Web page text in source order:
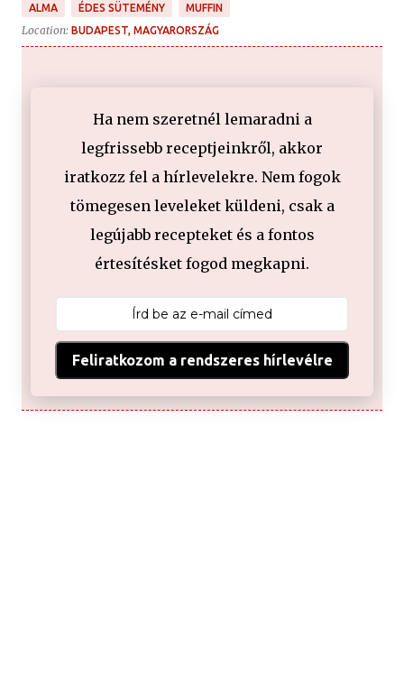
ALMA ÉDES SÜTEMÉNY MUFFIN
Location: BUDAPEST, MAGYARORSZÁG
Ha nem szeretnél lemaradni a
legfrissebb receptjeinkről, akkor
iratkozz fel a hírlevelekre. Nem fogok
tömegesen leveleket küldeni, csak a
legújabb recepteket és a fontos
értesítésket fogod megkapni.
Feliratkozom a rendszeres hírlevélre